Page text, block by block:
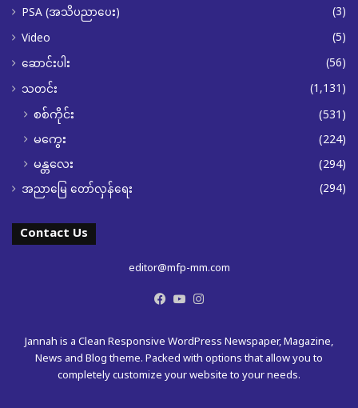
PSA (အသိပညာပေး)
(3)
Video
(5)
ဆောင်းပါး
(56)
သတင်း
(1,131)
စစ်ကိုင်း
(531)
မကွေး
(224)
မန္တလေး
(294)
အညာမြေ တော်လှန်ရေး (294)
Contact Us
editor@mfp-mm.com
Facebook
YouTube
Jannah is a Clean Responsive WordPress Newspaper, Magazine,
News and Blog theme. Packed with options that allow you to
completely customize your website to your needs.